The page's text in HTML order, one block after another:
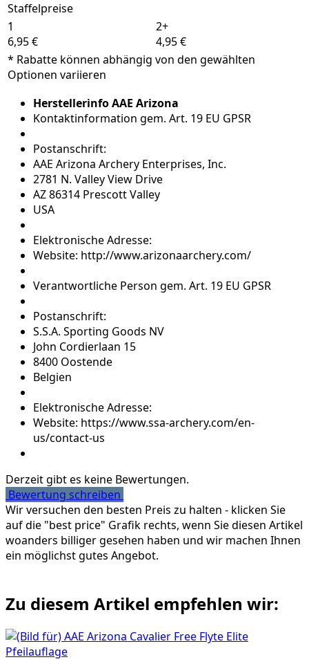
Staffelpreise
1
6,95 €
2+
4,95 €
* Rabatte können abhängig von den gewählten
Optionen variieren
Herstellerinfo AAE Arizona
Kontaktinformation gem. Art. 19 EU GPSR
Postanschrift:
AAE Arizona Archery Enterprises, Inc.
2781 N. Valley View Drive
AZ 86314 Prescott Valley
USA
Elektronische Adresse:
Website: http://www.arizonaarchery.com/
Verantwortliche Person gem. Art. 19 EU GPSR
Postanschrift:
S.S.A. Sporting Goods NV
John Cordierlaan 15
8400 Oostende
Belgien
Elektronische Adresse:
Website: https://www.ssa-archery.com/en-
us/contact-us
Derzeit gibt es keine Bewertungen.
Bewertung schreiben
Wir versuchen den besten Preis zu halten - klicken Sie
auf die "best price" Grafik rechts, wenn Sie diesen Artikel
woanders billiger gesehen haben und wir machen Ihnen
ein möglichst gutes Angebot.
Zu diesem Artikel empfehlen wir: